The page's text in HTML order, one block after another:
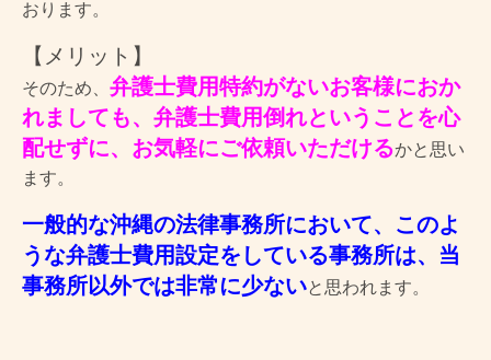
おります。
【メリット】
そのため、 弁護士費用特約がないお客様におか
れましても、弁護士費用倒れということを心
配せずに、お気軽にご依頼いただけるかと思い
ます。
一般的な沖縄の法律事務所において、このよ
うな弁護士費用設定をしている事務所は、当
事務所以外では非常に少ないと思われます。